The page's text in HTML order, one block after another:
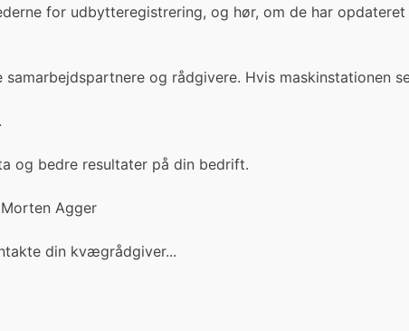
for udbytteregistrering, og hør, om de har
og rådgivere. Hvis maskinstationen
og bedre resultater på din bedrift.
Agger
din kvægrådgiver...